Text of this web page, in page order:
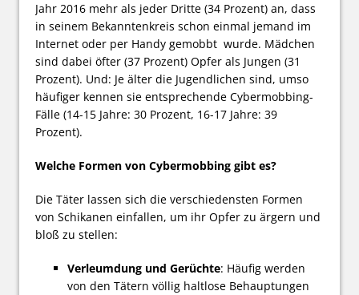
Jahr 2016 mehr als jeder Dritte (34 Prozent) an, dass
in seinem Bekanntenkreis schon einmal jemand im
Internet oder per Handy gemobbt wurde. Mädchen
sind dabei öfter (37 Prozent) Opfer als Jungen (31
Prozent). Und: Je älter die Jugendlichen sind, umso
häufiger kennen sie entsprechende Cybermobbing-
Fälle (14-15 Jahre: 30 Prozent, 16-17 Jahre: 39
Prozent).
Welche Formen von Cybermobbing gibt es?
Die Täter lassen sich die verschiedensten Formen
von Schikanen einfallen, um ihr Opfer zu ärgern und
bloß zu stellen:
Verleumdung und Gerüchte: Häufig werden
von den Tätern völlig haltlose Behauptungen